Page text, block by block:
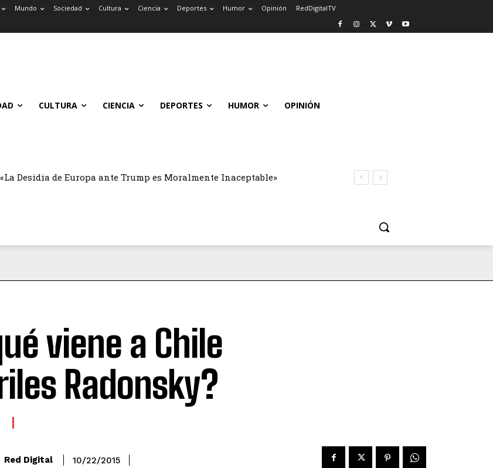
Mundo Sociedad Cultura Ciencia Deportes Humor Opinión RedDigitalTV
CULTURA CIENCIA DEPORTES HUMOR OPINIÓN
Desidia de Europa ante Trump es Moralmente Inaceptable»
viene a Chile
Radonsky?
Red Digital 10/22/2015